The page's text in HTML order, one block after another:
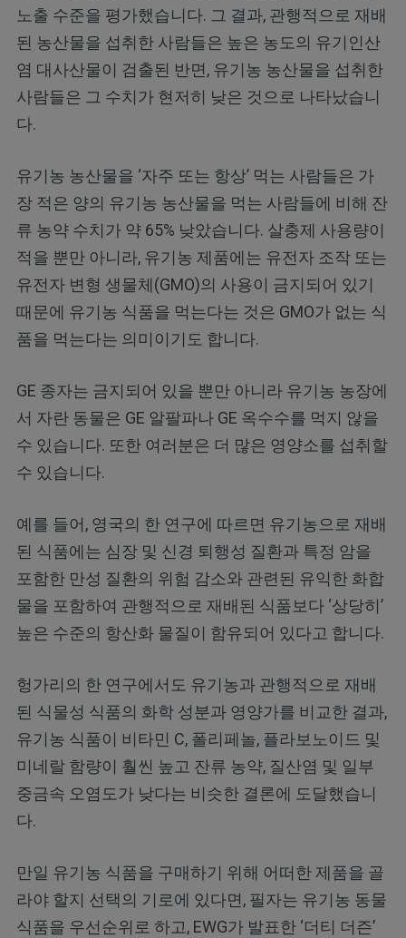
노출 수준을 평가했습니다. 그 결과, 관행적으로 재배
된 농산물을 섭취한 사람들은 높은 농도의 유기인산
염 대사산물이 검출된 반면, 유기농 농산물을 섭취한
사람들은 그 수치가 현저히 낮은 것으로 나타났습니
다.
유기농 농산물을 ‘자주 또는 항상’ 먹는 사람들은 가
장 적은 양의 유기농 농산물을 먹는 사람들에 비해 잔
류 농약 수치가 약 65% 낮았습니다. 살충제 사용량이
적을 뿐만 아니라, 유기농 제품에는 유전자 조작 또는
유전자 변형 생물체(GMO)의 사용이 금지되어 있기
때문에 유기농 식품을 먹는다는 것은 GMO가 없는 식
품을 먹는다는 의미이기도 합니다.
GE 종자는 금지되어 있을 뿐만 아니라 유기농 농장에
서 자란 동물은 GE 알팔파나 GE 옥수수를 먹지 않을
수 있습니다. 또한 여러분은 더 많은 영양소를 섭취할
수 있습니다.
예를 들어, 영국의 한 연구에 따르면 유기농으로 재배
된 식품에는 심장 및 신경 퇴행성 질환과 특정 암을
포함한 만성 질환의 위험 감소와 관련된 유익한 화합
물을 포함하여 관행적으로 재배된 식품보다 ‘상당히’
높은 수준의 항산화 물질이 함유되어 있다고 합니다.
헝가리의 한 연구에서도 유기농과 관행적으로 재배
된 식물성 식품의 화학 성분과 영양가를 비교한 결과,
유기농 식품이 비타민 C, 폴리페놀, 플라보노이드 및
미네랄 함량이 훨씬 높고 잔류 농약, 질산염 및 일부
중금속 오염도가 낮다는 비슷한 결론에 도달했습니
다.
만일 유기농 식품을 구매하기 위해 어떠한 제품을 골
라야 할지 선택의 기로에 있다면, 필자는 유기농 동물
식품을 우선순위로 하고, EWG가 발표한 ‘더티 더즌’